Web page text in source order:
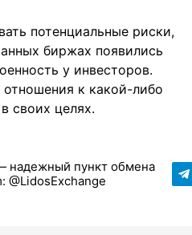
потенциальные риски,
биржах появились
у инвесторов.
к какой-либо
своих целях.
надежный пункт обмена
@LidosExchange